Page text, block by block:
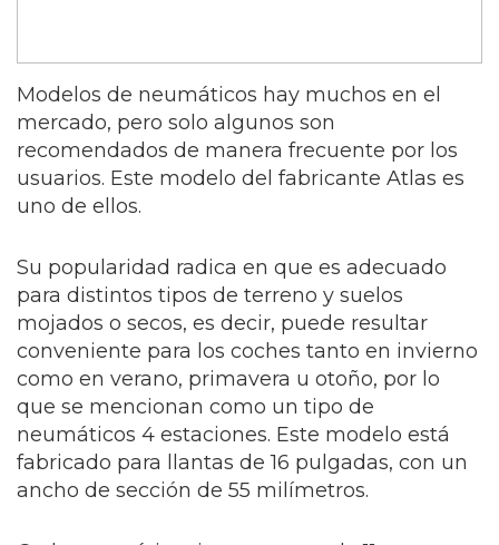
Modelos de neumáticos hay muchos en el
mercado, pero solo algunos son
recomendados de manera frecuente por los
usuarios. Este modelo del fabricante Atlas es
uno de ellos.
Su popularidad radica en que es adecuado
para distintos tipos de terreno y suelos
mojados o secos, es decir, puede resultar
conveniente para los coches tanto en invierno
como en verano, primavera u otoño, por lo
que se mencionan como un tipo de
neumáticos 4 estaciones. Este modelo está
fabricado para llantas de 16 pulgadas, con un
ancho de sección de 55 milímetros.